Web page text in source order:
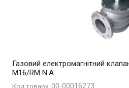
Газовий електромагнітний
M16/RM N.A.
Код товару:00-00016273